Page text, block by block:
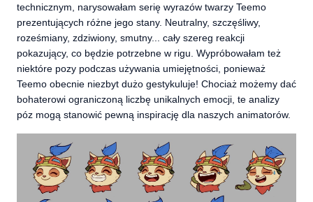
technicznym, narysowałam serię wyrazów twarzy Teemo
prezentujących różne jego stany. Neutralny, szczęśliwy,
roześmiany, zdziwiony, smutny... cały szereg reakcji
pokazujący, co będzie potrzebne w rigu. Wypróbowałam też
niektóre pozy podczas używania umiejętności, ponieważ
Teemo obecnie niezbyt dużo gestykuluje! Chociaż możemy dać
bohaterowi ograniczoną liczbę unikalnych emocji, te analizy
póz mogą stanowić pewną inspirację dla naszych animatorów.